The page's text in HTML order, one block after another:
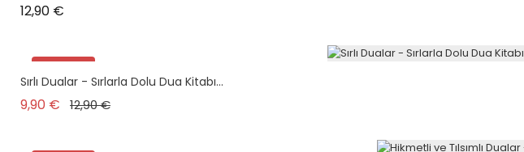
12,90 €
Promo !
Sırlı Dualar - Sırlarla Dolu Dua Kitabı...
9,90 € Prix de base
12,90 €Prix